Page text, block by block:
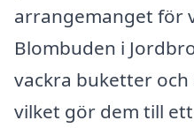
arrangemanget för
Blombuden i
vackra buketter och
vilket gör dem till